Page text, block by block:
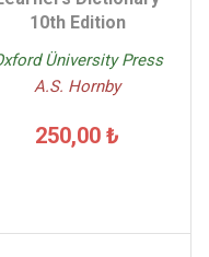
10th Edition
Üniversity Press
A.S. Hornby
250,00 ₺